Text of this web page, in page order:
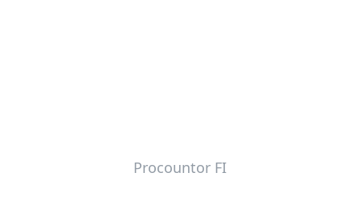
Procountor FI